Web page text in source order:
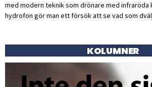
med modern teknik som drönare med infraröda
hydrofon gör man ett försök att se vad som
KOLUMNER